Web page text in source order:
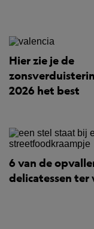
Hier zie je de
2026 het best
6 van de
delicatessen ter